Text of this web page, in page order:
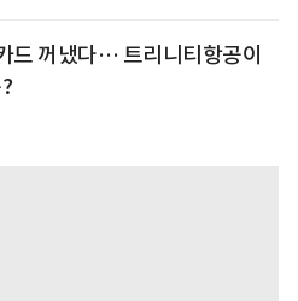
드 꺼냈다… 트리니티항공이